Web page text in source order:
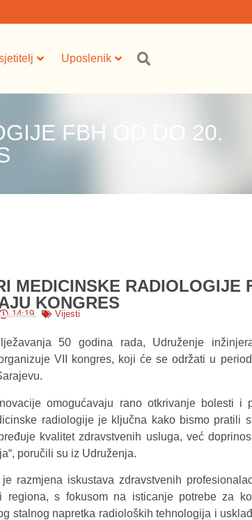
Uposlenik
FBH OD DO 20.
MEDICINSKE RADIOLOGIJE
KONGRES
14:19 Vijesti
50 godina rada, Udruženje
VII kongres, koji će se održati u
omogućavaju rano otkrivanje bolesti i
radiologije je ključna kako bismo pratili
kvalitet zdravstvenih usluga, već
poručili su iz Udruženja.
razmjena iskustava zdravstvenih
regiona, s fokusom na isticanje potrebe za
stalnog napretka radioloških tehnologija i